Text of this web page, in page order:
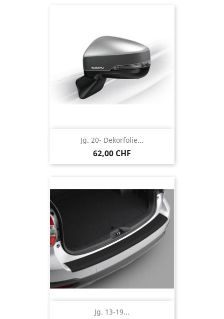
Jg. 20- Dekorfolie...
62,00 CHF
Jg. 13-19...